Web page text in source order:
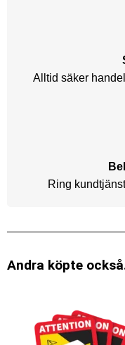
Alltid säker
Ring
Andra köpte